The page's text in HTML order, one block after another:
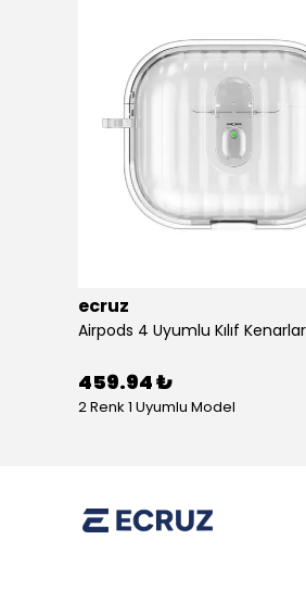
ecruz
459.94 ₺
2 Renk 1 Uyumlu Model